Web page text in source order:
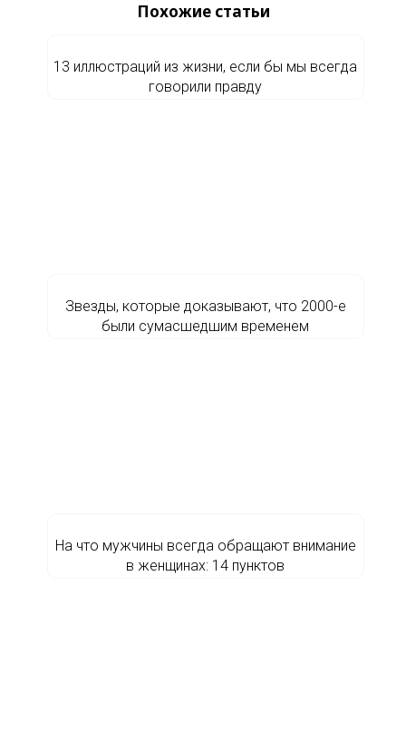
Похожие статьи
13 иллюстраций из жизни, если бы мы всегда
говорили правду
Звезды, которые доказывают, что 2000-е
были сумасшедшим временем
На что мужчины всегда обращают внимание
в женщинах: 14 пунктов